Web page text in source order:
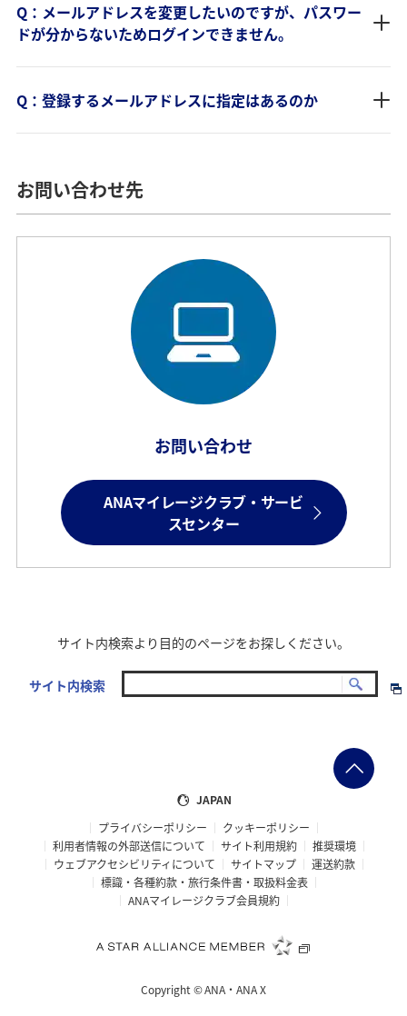
Q：メールアドレスを変更したいのですが、パスワー
ドが分からないためログインできません。
Q：登録するメールアドレスに指定はあるのか
お問い合わせ先
お問い合わせ
ANAマイレージクラブ・サービ
スセンター
サイト内検索より目的のページをお探しください。
サイト内検索
JAPAN
プライバシーポリシー
クッキーポリシー
利用者情報の外部送信について
サイト利用規約
推奨環境
ウェブアクセシビリティについて
サイトマップ
運送約款
標識・各種約款・旅行条件書・取扱料金表
ANAマイレージクラブ会員規約
Copyright ©ANA・ANA X